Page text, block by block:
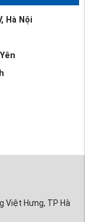
Hà Nội
Việt Hưng, TP Hà